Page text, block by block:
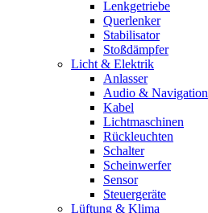
Lenkgetriebe
Querlenker
Stabilisator
Stoßdämpfer
Licht & Elektrik
Anlasser
Audio & Navigation
Kabel
Lichtmaschinen
Rückleuchten
Schalter
Scheinwerfer
Sensor
Steuergeräte
Lüftung & Klima